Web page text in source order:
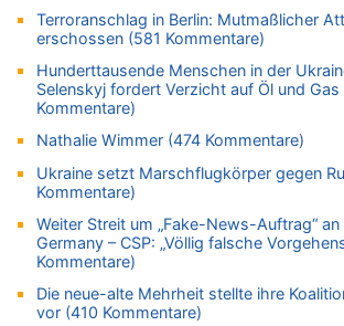
Tempolimit in 30er-Zonen – Untersuchung
07.08.2026 - 15:56 von Eifel_er zu
Mark van Bommel offiziell als neuer
Teufel vorgestellt: „Ist mir eine große Ehre“
07.08.2026 - 15:43 von Hausmeister zu
Wie kam es zur Ceuta-Krise?
07.08.2026 - 15:30 von Soso zu
Aachen ab 11. August wieder Mekka des
07.08.2026 - 15:13 von Joseph Meyer zu
Mark van Bommel offiziell als neuer
Teufel vorgestellt: „Ist mir eine große Ehre“
07.08.2026 - 15:06 von Wolfgang2 zu
Terroranschlag in Berlin: Mutmaßlicher
erschossen (581 Kommentare)
Hunderttausende Menschen in der
Selenskyj fordert Verzicht auf Öl und Gas
Kommentare)
Nathalie Wimmer (474 Kommentare)
Ukraine setzt Marschflugkörper gegen
Kommentare)
Weiter Streit um „Fake-News-Auftrag“
Germany – CSP: „Völlig falsche
Kommentare)
Die neue-alte Mehrheit stellte ihre
vor (410 Kommentare)